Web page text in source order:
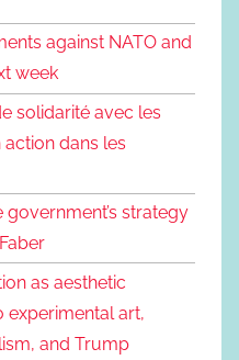
against NATO and
week
solidarité avec les
dans les
strategy
as aesthetic
experimental art,
and Trump